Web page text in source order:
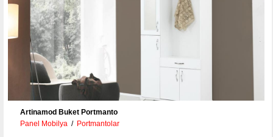
Artinamod Buket Portmanto
Panel Mobilya / Portmantolar